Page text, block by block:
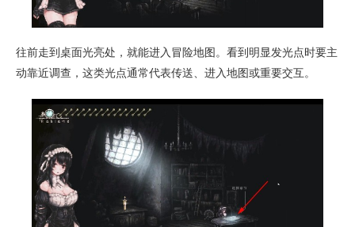
往前走到桌面光亮处，就能进入冒险地图。看到明显发光点时要主
动靠近调查，这类光点通常代表传送、进入地图或重要交互。